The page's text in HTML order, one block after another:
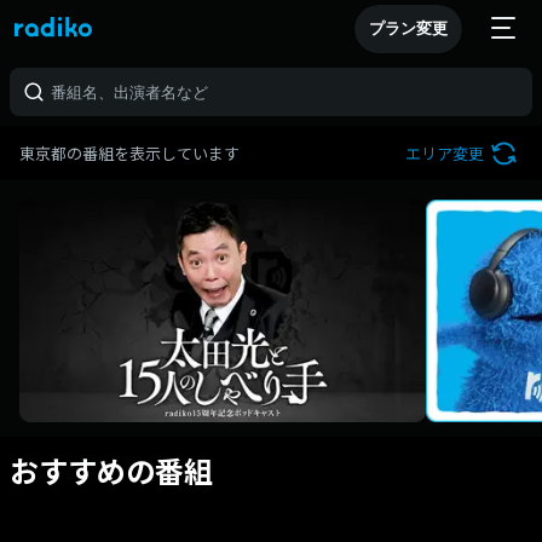
プラン変更
東京都の番組を表示しています エリア変更
おすすめの番組